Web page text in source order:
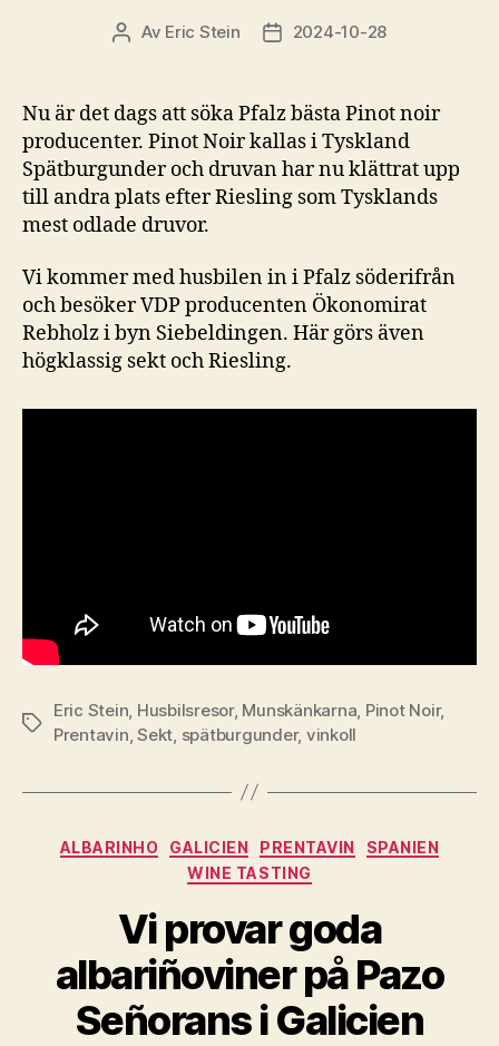
Inläggsförfattare
Av Eric Stein Inläggsdatum
2024-10-28
Nu är det dags att söka Pfalz bästa Pinot noir
producenter. Pinot Noir kallas i Tyskland
Spätburgunder och druvan har nu klättrat upp
till andra plats efter Riesling som Tysklands
mest odlade druvor.
Vi kommer med husbilen in i Pfalz söderifrån
och besöker VDP producenten Ökonomirat
Rebholz i byn Siebeldingen. Här görs även
högklassig sekt och Riesling.
Etiketter
Eric Stein Husbilsresor, Munskänkarna Pinot Noir,
Prentavin ,Sekt spätburgunder, vinkoll
Kategorier
ALBARINHO GALICIEN PRENTAVIN
SPANIEN
WINE TASTING
Vi provar goda
albariñoviner på Pazo
Señorans i Galicien